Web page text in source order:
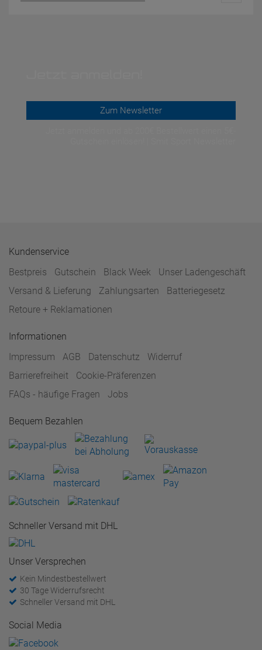
Zum Newsletter
Kundenservice
Bestpreis
Gutschein Black Week
Unser Ladengeschäft
Versand & Lieferung
Zahlungsarten
Batteriegesetz
Retoure + Reklamationen
Informationen
Impressum
AGB Datenschutz
Widerruf
Barrierefreiheit
Cookie-Präferenzen
FAQs - häufige Fragen
Jobs
Bequem Bezahlen
Schneller Versand mit DHL
Unser Versprechen
Kein Mindestbestellwert
30 Tage Widerrufsrecht
Schneller Versand mit DHL
Social Media